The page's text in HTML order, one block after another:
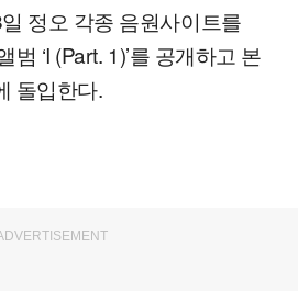
정오 각종 음원사이트를
‘I (Part. 1)’를 공개하고 본
돌입한다.